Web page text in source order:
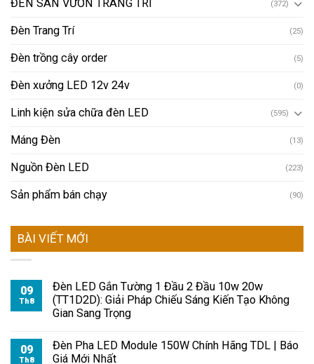
ĐÈN SÂN VƯỜN TRANG TRÍ (372)
Đèn Trang Trí (25)
Đèn trồng cây order (5)
Đèn xưởng LED 12v 24v (0)
Linh kiện sửa chữa đèn LED (595)
Máng Đèn (13)
Nguồn Đèn LED (223)
Sản phẩm bán chạy (90)
BÀI VIẾT MỚI
09
Th8
Đèn LED Gắn Tường 1 Đầu 2 Đầu 10w 20w
(TT1D2D): Giải Pháp Chiếu Sáng Kiến Tạo Không
Gian Sang Trọng
09
Th8
Đèn Pha LED Module 150W Chính Hãng TDL | Báo
Giá Mới Nhất